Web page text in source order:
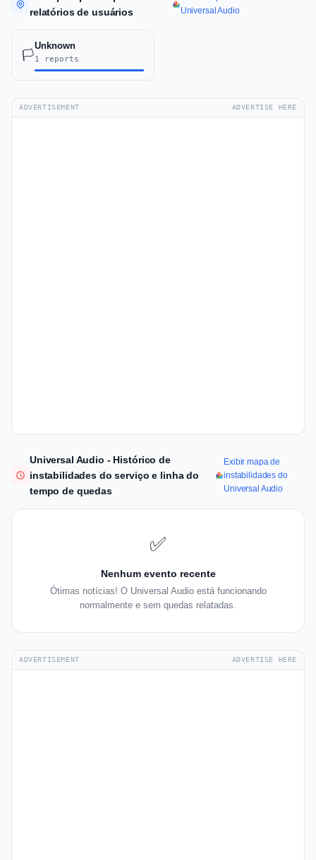
relatórios de usuários
Universal Audio
🏳️
Unknown
1 reports
ADVERTISEMENT ADVERTISE HERE
Universal Audio - Histórico de
instabilidades do serviço e linha do
tempo de quedas
Exibir mapa de
instabilidades do
Universal Audio
✅
Nenhum evento recente
Ótimas notícias! O Universal Audio está funcionando
normalmente e sem quedas relatadas.
ADVERTISEMENT ADVERTISE HERE